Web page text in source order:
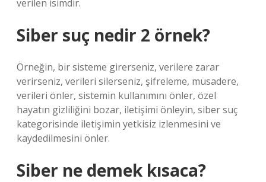
verilen isimdir.
Siber suç nedir 2 örnek?
Örneğin, bir sisteme girerseniz, verilere zarar
verirseniz, verileri silerseniz, şifreleme, müsadere,
verileri önler, sistemin kullanımını önler, özel
hayatın gizliliğini bozar, iletişimi önleyin, siber suç
kategorisinde iletişimin yetkisiz izlenmesini ve
kaydedilmesini önler.
Siber ne demek kısaca?